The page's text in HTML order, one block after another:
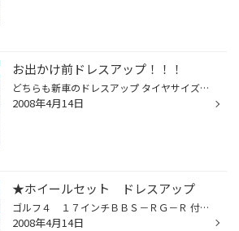
お出かけ前ドレスアップ！！！
どちらも新車のドレスアップ タイヤサイズ２４５/４０Ｒ１８ １８インチ プロドライブ鍛造ホイールで バネ下重量が軽くなり、快適に仕上がりました。
2008年4月14日
★ホイールセット ドレスアップ
ゴルフ４ １７インチＢＢＳ－ＲＧ－Ｒ 付けちゃいました。タイヤもポテンザＲＥ－０５０で バッチリ決まっています。 新型アテンザ ホイール入れました。 ＷＯＲＫ ヴァリアンツァ１８インチ で渋いです。
2008年4月14日